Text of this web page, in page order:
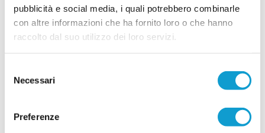
pubblicità e social media, i quali potrebbero combinarle
con altre informazioni che ha fornito loro o che hanno
raccolto dal suo utilizzo dei loro servizi.
delNecessari
Preferenze
ELITE TOLENTINO conferma la linea verde:
ecco altri quattro giovani
Tolentino in vista del prossimo campionato di
verde e presenta altri quattro giocatori che